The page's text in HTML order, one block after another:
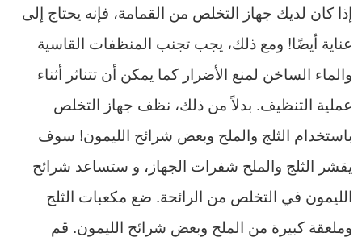
إذا كان لديك جهاز التخلص من القمامة، فإنه يحتاج إلى
عناية أيضًا! ومع ذلك، يجب تجنب المنظفات القاسية
والماء الساخن لمنع الأضرار كما يمكن أن تتناثر أثناء
عملية التنظيف. بدلاً من ذلك، نظف جهاز التخلص
باستخدام الثلج والملح وبعض شرائح الليمون! سوف
يقشر الثلج والملح شفرات الجهاز، و ستساعد شرائح
الليمون في التخلص من الرائحة. ضع مكعبات الثلج
وملعقة كبيرة من الملح وبعض شرائح الليمون. قم